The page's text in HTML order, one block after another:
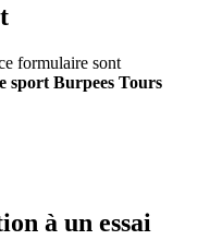
formulaire sont
sport Burpees Tours
à un essai